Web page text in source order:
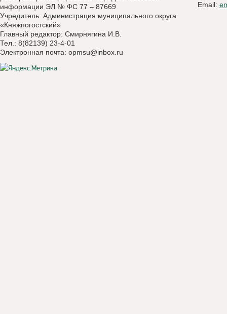
информации ЭЛ № ФС 77 – 87669
Учредитель: Администрация муниципального округа
«Княжпогостский»
Главный редактор: Смирнягина И.В.
Тел.: 8(82139) 23-4-01
Электронная почта: opmsu@inbox.ru
Email: